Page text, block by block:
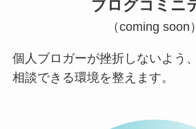
ブログコミニ
（coming soon）
個人ブロガーが挫折しないよう
相談できる環境を整えます。